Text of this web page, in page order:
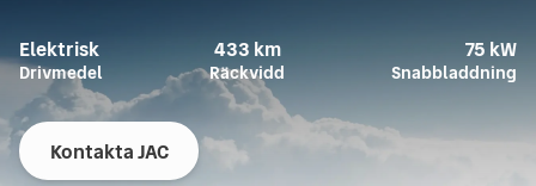
Elektrisk
Drivmedel
433 km
Räckvidd
75 kW
Snabbladdning
Kontakta JAC